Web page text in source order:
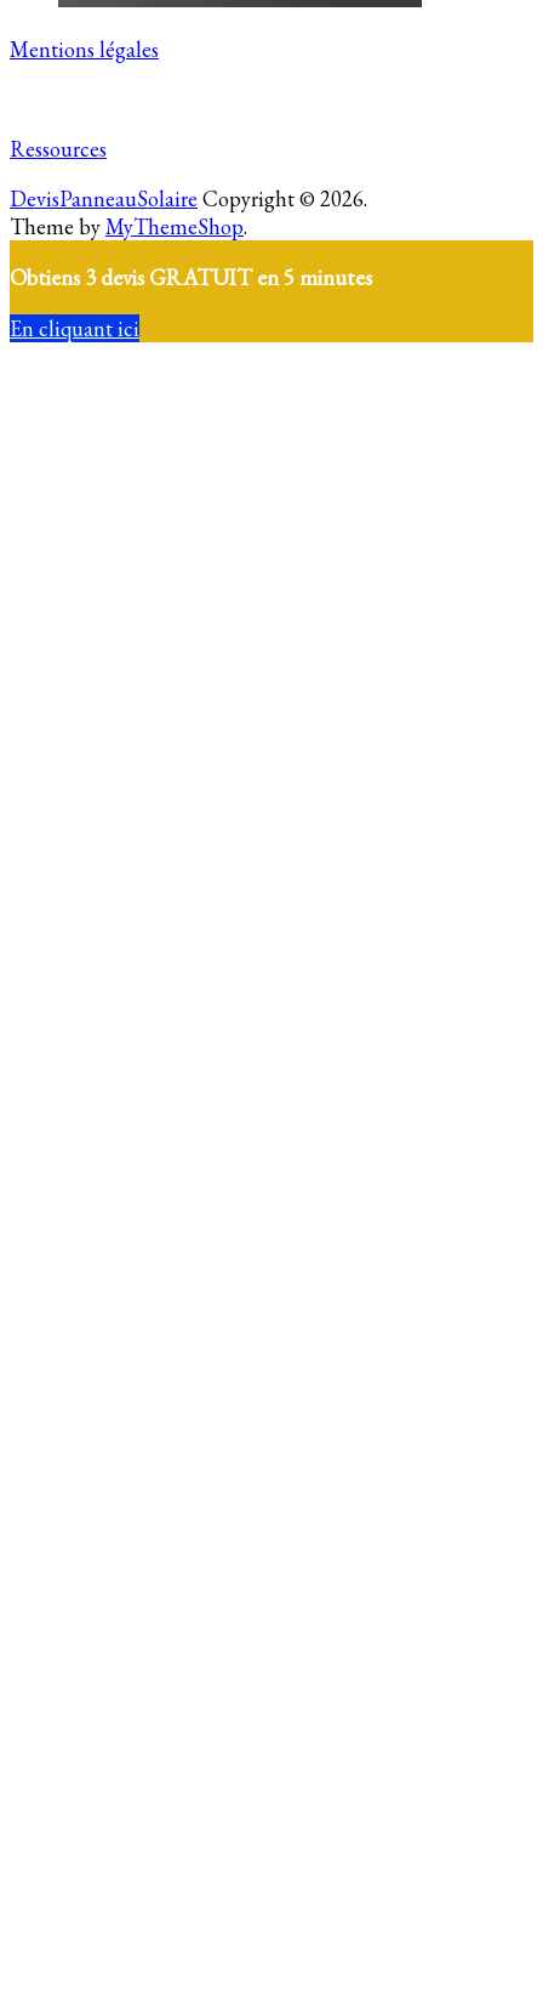
Mentions légales
Ressources
DevisPanneauSolaire Copyright © 2026.
Theme byMyThemeShop.
Obtiens 3 devis GRATUIT en 5 minutes
En cliquant ici